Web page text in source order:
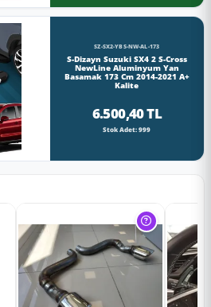
SZ-SX2-YBS-NW-AL-173
S-Dizayn Suzuki SX4 2 S-Cross
NewLine Aluminyum Yan
Basamak 173 Cm 2014-2021 A+
Kalite
6.500,40 TL
Stok Adet: 999